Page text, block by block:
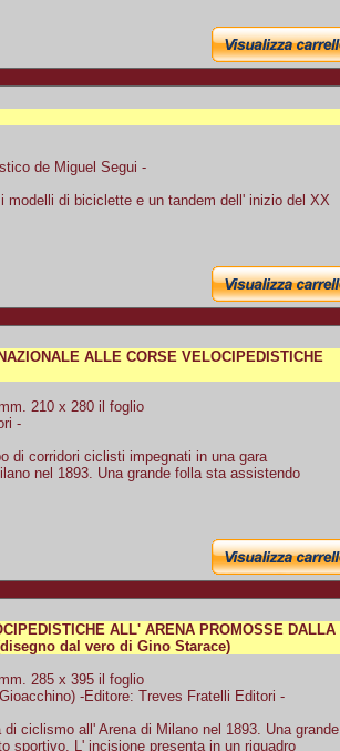
de Miguel Segui -
modelli di biciclette e un tandem dell' inizio del XX
ALLE CORSE VELOCIPEDISTICHE
210 x 280 il foglio
-
di corridori ciclisti impegnati in una gara
nel 1893. Una grande folla sta assistendo
ALL' ARENA PROMOSSE DALLA
dal vero di Gino Starace)
285 x 395 il foglio
-Editore: Treves Fratelli Editori -
ciclismo all' Arena di Milano nel 1893. Una grande
sportivo. L' incisione presenta in un riquadro